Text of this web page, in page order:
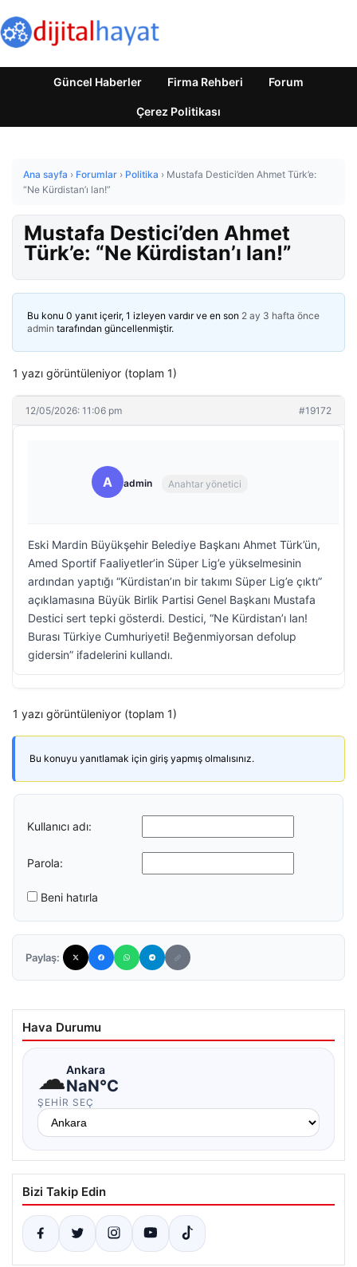
Güncel Haberler Firma Rehberi Forum
Çerez Politikası
Ana sayfa › Forumlar › Politika › Mustafa Destici’den Ahmet Türk’e:
“Ne Kürdistan’ı lan!”
Mustafa Destici’den Ahmet
Türk’e: “Ne Kürdistan’ı lan!”
Bu konu 0 yanıt içerir, 1 izleyen vardır ve en son 2 ay 3 hafta önce
admin tarafından güncellenmiştir.
1 yazı görüntüleniyor (toplam 1)
12/05/2026: 11:06 pm #19172
A admin Anahtar yönetici
Eski Mardin Büyükşehir Belediye Başkanı Ahmet Türk’ün,
Amed Sportif Faaliyetler’in Süper Lig’e yükselmesinin
ardından yaptığı “Kürdistan’ın bir takımı Süper Lig’e çıktı”
açıklamasına Büyük Birlik Partisi Genel Başkanı Mustafa
Destici sert tepki gösterdi. Destici, “Ne Kürdistan’ı lan!
Burası Türkiye Cumhuriyeti! Beğenmiyorsan defolup
gidersin” ifadelerini kullandı.
1 yazı görüntüleniyor (toplam 1)
Bu konuyu yanıtlamak için giriş yapmış olmalısınız.
Kullanıcı adı:
Parola:
Beni hatırla
Paylaş:
Hava Durumu
☁Ankara
NaN°C
ŞEHIR SEÇ
Bizi Takip Edin